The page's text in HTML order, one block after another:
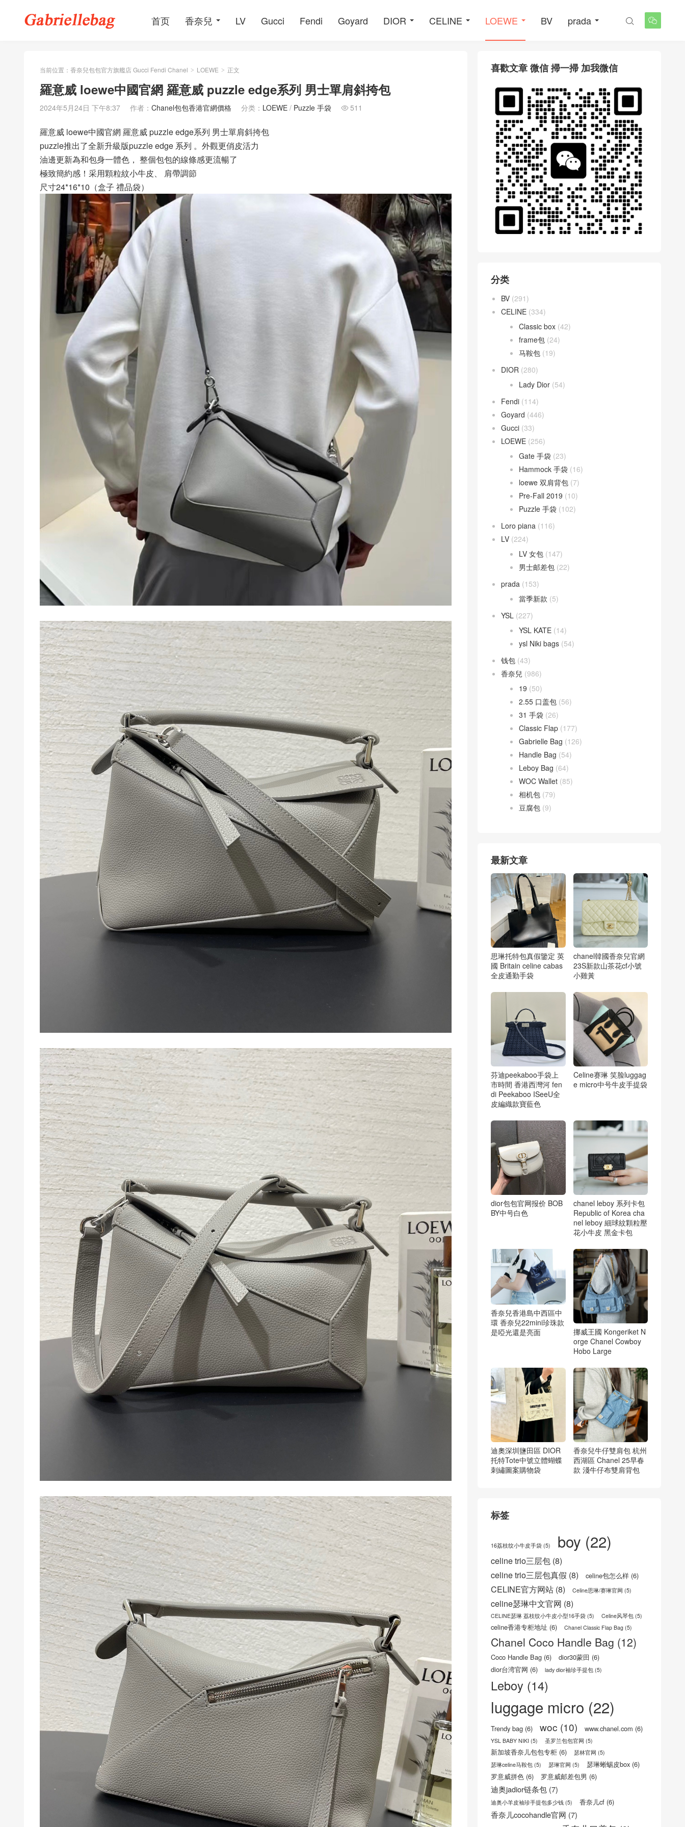
首页 香奈兒 LV Gucci Fendi Goyard DIOR CELINE LOEWE BV prada 

当前位置： 香奈兒包包官方旗艦店 Gucci Fendi Chanel > LOEWE > 正文
羅意威 loewe中國官網 羅意威 puzzle edge系列 男士單肩斜挎包
2024年5月24日 下午8:37 作者： Chanel包包香港官網價格 分类： LOEWE / Puzzle 手袋  511
羅意威 loewe中國官網 羅意威 puzzle edge系列 男士單肩斜挎包
puzzle推出了全新升級版puzzle edge 系列 。外觀更俏皮活力
油邊更新為和包身一體色， 整個包包的線條感更流暢了
極致簡約感！采用顆粒紋小牛皮、 肩帶調節
尺寸24*16*10（盒子 禮品袋）
喜歡文章 微信 掃一掃 加我微信
分类
BV (291)
CELINE (334)
Classic box (42)
frame包 (24)
马鞍包 (19)
DIOR (280)
Lady Dior (54)
Fendi (114)
Goyard (446)
Gucci (33)
LOEWE (256)
Gate 手袋 (23)
Hammock 手袋 (16)
loewe 双肩背包 (7)
Pre-Fall 2019 (10)
Puzzle 手袋 (102)
Loro piana (116)
LV (224)
LV 女包 (147)
男士邮差包 (22)
prada (153)
當季新款 (5)
YSL (227)
YSL KATE (14)
ysl Niki bags (54)
钱包 (43)
香奈兒 (986)
19 (50)
2.55 口盖包 (56)
31 手袋 (26)
Classic Flap (177)
Gabrielle Bag (126)
Handle Bag (54)
Leboy Bag (64)
WOC Wallet (85)
相机包 (79)
豆腐包 (9)
最新文章
思琳托特包真假鑒定 英
國 Britain celine cabas
全皮通勤手袋
chanel韓國香奈兒官網
23S新款山茶花cf小號
小雞黃
芬迪peekaboo手袋上
市時間 香港西灣河 fen
di Peekaboo ISeeU全
皮編織款寶藍色
Celine赛琳 笑脸luggag
e micro中号牛皮手提袋
dior包包官网报价 BOB
BY中号白色
chanel leboy 系列卡包
Republic of Korea cha
nel leboy 細球紋顆粒壓
花小牛皮 黑金卡包
香奈兒香港島中西區中
環 香奈兒22mini珍珠款
是啞光還是亮面
挪威王國 Kongeriket N
orge Chanel Cowboy
Hobo Large
迪奧深圳鹽田區 DIOR
托特Tote中號立體蝴蝶
刺繡圖案購物袋
香奈兒牛仔雙肩包 杭州
西湖區 Chanel 25早春
款 淺牛仔布雙肩背包
标签
16荔枝纹小牛皮手袋 (5) boy (22)
celine trio三层包 (8)
celine trio三层包真假 (8) celine包怎么样 (6)
CELINE官方网站 (8) Celine思琳/赛琳官网 (5)
celine瑟琳中文官网 (8)
CELINE瑟琳 荔枝纹小牛皮小型16手袋 (5) Celine风琴包 (5)
celine香港专柜地址 (6) Chanel Classic Flap Bag (5)
Chanel Coco Handle Bag (12)
Coco Handle Bag (6) dior30蒙田 (6)
dior台湾官网 (6) lady dior袖珍手提包 (5)
Leboy (14)
luggage micro (22)
Trendy bag (6) woc (10) www.chanel.com (6)
YSL BABY NIKI (5) 圣罗兰包包官网 (5)
新加坡香奈儿包包专柜 (6) 瑟林官网 (5)
瑟琳celine马鞍包 (5) 瑟琳官网 (5) 瑟琳蜥蜴皮box (6)
罗意威拼色 (6) 罗意威邮差包男 (6)
迪奥jadior链条包 (7)
迪奥小羊皮袖珍手提包多少钱 (5) 香奈儿cf (6)
香奈儿cocohandle官网 (7)